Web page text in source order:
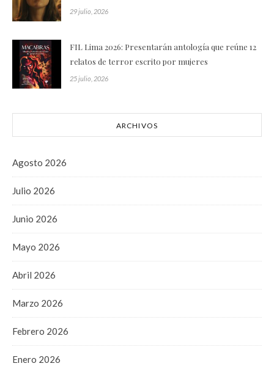
29 julio, 2026
FIL Lima 2026: Presentarán antología que reúne 12
relatos de terror escrito por mujeres
25 julio, 2026
ARCHIVOS
Agosto 2026
Julio 2026
Junio 2026
Mayo 2026
Abril 2026
Marzo 2026
Febrero 2026
Enero 2026